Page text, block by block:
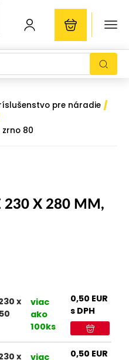
pre náradie /
80
230 X 280 MM,
x
viac
ako
100ks
0,50 EUR
s DPH
x
viac
0,50 EUR